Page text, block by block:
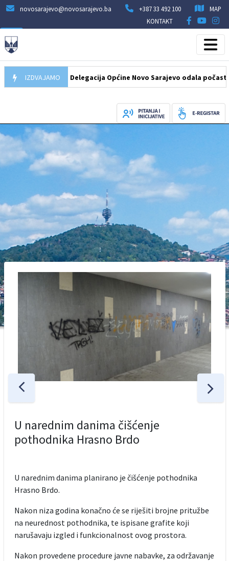
novosarajevo@novosarajevo.ba +387 33 492 100
MAP
KONTAKT
IZDVAJAMO
07.08.2026 Delegacija Općine Novo Sarajevo odala počast
U narednim danima čišćenje
pothodnika Hrasno Brdo
U narednim danima planirano je čišćenje pothodnika
Hrasno Brdo.
Nakon niza godina konačno će se riješiti brojne pritužbe
na neurednost pothodnika, te ispisane grafite koji
narušavaju izgled i funkcionalnost ovog prostora.
Nakon provedene procedure javne nabavke, za održavanje